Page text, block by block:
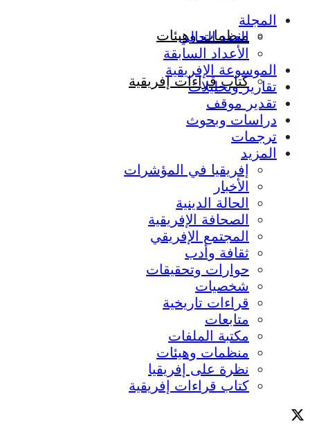
منظمات وهيئات
كتاب قراءات إفريقية
المجلة
العدد الحالي
الأعداد السابقة
الموسوعة الإفريقية
تقارير وتحليلات
تقدير موقف
دراسات وبحوث
ترجمات
المزيد
إفريقيا في المؤشرات
الأخبار
الحالة الدينية
الصحافة الإفريقية
المجتمع الإفريقي
ثقافة وأدب
حوارات وتحقيقات
شخصيات
قراءات تاريخية
متابعات
مكتبة الملفات
منظمات وهيئات
نظرة على إفريقيا
كتاب قراءات إفريقية